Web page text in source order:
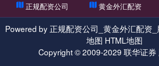
正规配资公司 黄金外汇配资
Powered by 正规配资公司_黄金外汇配资
地图 HTML地图
Copyright© 2009-2029 联华证券